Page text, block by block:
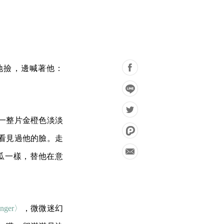
，邊喊著他：
整片金橙色淡淡
見過他的臉。走
一樣，替他在意
〉 ，微微迷幻